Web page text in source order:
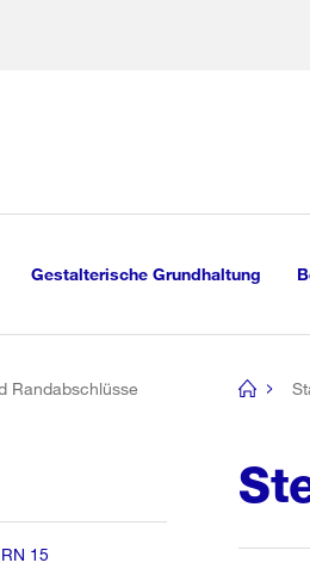
Gestalterische Grundhaltung
[no
Randabschlüsse
15